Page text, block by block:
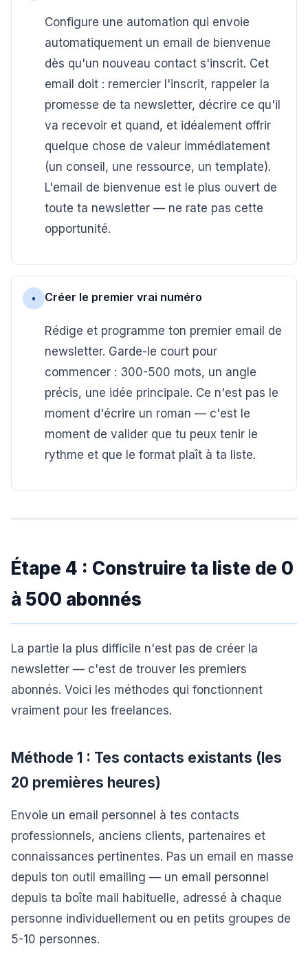
Configure une automation qui envoie
automatiquement un email de bienvenue
dès qu'un nouveau contact s'inscrit. Cet
email doit : remercier l'inscrit, rappeler la
promesse de ta newsletter, décrire ce qu'il
va recevoir et quand, et idéalement offrir
quelque chose de valeur immédiatement
(un conseil, une ressource, un template).
L'email de bienvenue est le plus ouvert de
toute ta newsletter — ne rate pas cette
opportunité.
• Créer le premier vrai numéro
Rédige et programme ton premier email de
newsletter. Garde-le court pour
commencer : 300-500 mots, un angle
précis, une idée principale. Ce n'est pas le
moment d'écrire un roman — c'est le
moment de valider que tu peux tenir le
rythme et que le format plaît à ta liste.
Étape 4 : Construire ta liste de 0
à 500 abonnés
La partie la plus difficile n'est pas de créer la
newsletter — c'est de trouver les premiers
abonnés. Voici les méthodes qui fonctionnent
vraiment pour les freelances.
Méthode 1 : Tes contacts existants (les
20 premières heures)
Envoie un email personnel à tes contacts
professionnels, anciens clients, partenaires et
connaissances pertinentes. Pas un email en masse
depuis ton outil emailing — un email personnel
depuis ta boîte mail habituelle, adressé à chaque
personne individuellement ou en petits groupes de
5-10 personnes.